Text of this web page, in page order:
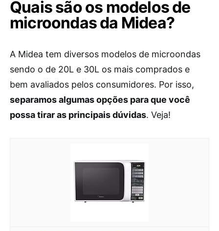
Quais são os modelos de
microondas da Midea?
A Midea tem diversos modelos de microondas
sendo o de 20L e 30L os mais comprados e
bem avaliados pelos consumidores. Por isso,
separamos algumas opções para que você
possa tirar as principais dúvidas. Veja!